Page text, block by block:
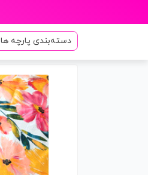
دسته‌بندی پارچه ها